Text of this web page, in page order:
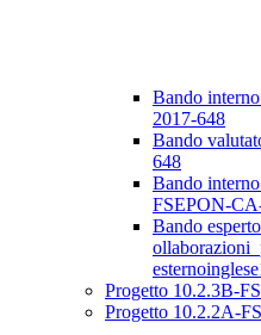
Bando
2017-648
Bando
648
Bando
FSEPON-
Bando
Progetto 10.2.3B-
Progetto 10.2.2A-